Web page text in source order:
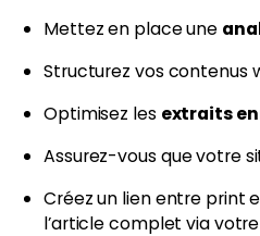
Mettez en place une
Structurez vos contenus
Optimisez les extraits
Assurez-vous que votre
Créez un lien entre print
l’article complet via votre